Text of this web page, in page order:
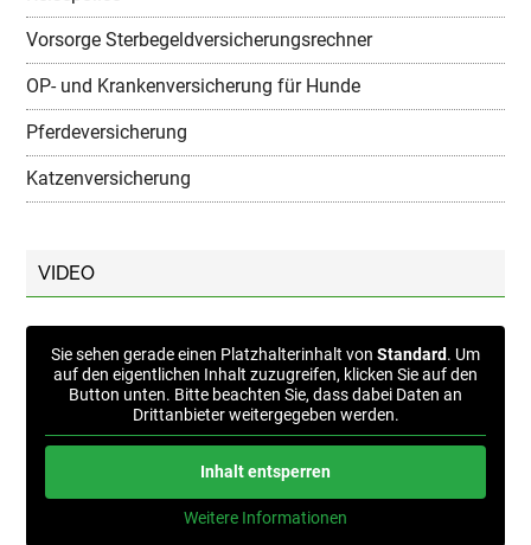
Vorsorge Sterbegeldversicherungsrechner
OP- und Krankenversicherung für Hunde
Pferdeversicherung
Katzenversicherung
VIDEO
Sie sehen gerade einen Platzhalterinhalt von Standard. Um
auf den eigentlichen Inhalt zuzugreifen, klicken Sie auf den
Button unten. Bitte beachten Sie, dass dabei Daten an
Drittanbieter weitergegeben werden.
Inhalt entsperren
Weitere Informationen